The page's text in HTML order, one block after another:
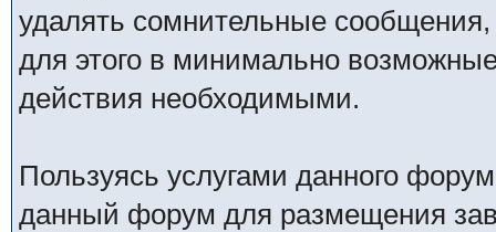
удалять сомнительные
для этого в минимально
действия необходимыми.
Пользуясь услугами данного
данный форум для размещения